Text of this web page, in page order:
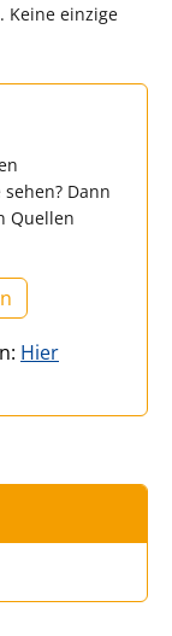
Keine einzige
Dann
Quellen
Hier